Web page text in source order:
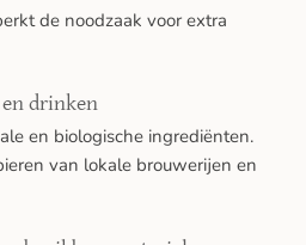
de noodzaak voor extra
drinken
en biologische ingrediënten.
van lokale brouwerijen en